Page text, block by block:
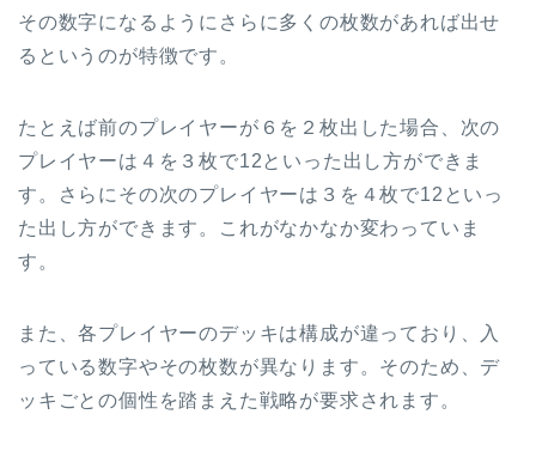
その数字になるようにさらに多くの枚数があれば出せ
るというのが特徴です。
たとえば前のプレイヤーが６を２枚出した場合、次の
プレイヤーは４を３枚で12といった出し方ができま
す。さらにその次のプレイヤーは３を４枚で12といっ
た出し方ができます。これがなかなか変わっていま
す。
また、各プレイヤーのデッキは構成が違っており、入
っている数字やその枚数が異なります。そのため、デ
ッキごとの個性を踏まえた戦略が要求されます。